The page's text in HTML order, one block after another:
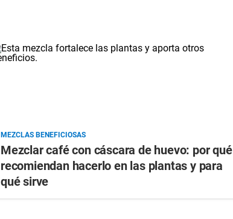
MEZCLAS BENEFICIOSAS
Mezclar café con cáscara de huevo: por qué
recomiendan hacerlo en las plantas y para
qué sirve